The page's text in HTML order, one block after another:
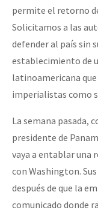
permite el retorno
Solicitamos a las
defender al país sin
establecimiento de
latinoamericana
imperialistas como
La semana pasada,
presidente de
vaya a entablar una
con Washington.
después de que la
comunicado donde